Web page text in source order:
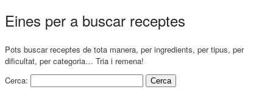
Eines per a buscar receptes
Pots buscar receptes de tota manera, per ingredients, per tipus, per
dificultat, per categoria… Tria i remena!
Cerca: